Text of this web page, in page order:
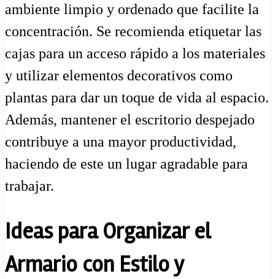
ambiente limpio y ordenado que facilite la
concentración. Se recomienda etiquetar las
cajas para un acceso rápido a los materiales
y utilizar elementos decorativos como
plantas para dar un toque de vida al espacio.
Además, mantener el escritorio despejado
contribuye a una mayor productividad,
haciendo de este un lugar agradable para
trabajar.
Ideas para Organizar el
Armario con Estilo y